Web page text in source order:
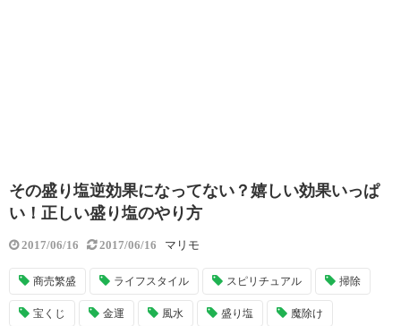
その盛り塩逆効果になってない？嬉しい効果いっぱ
い！正しい盛り塩のやり方
2017/06/16 2017/06/16 マリモ
商売繁盛 ライフスタイル スピリチュアル 掃除
宝くじ 金運 風水 盛り塩 魔除け